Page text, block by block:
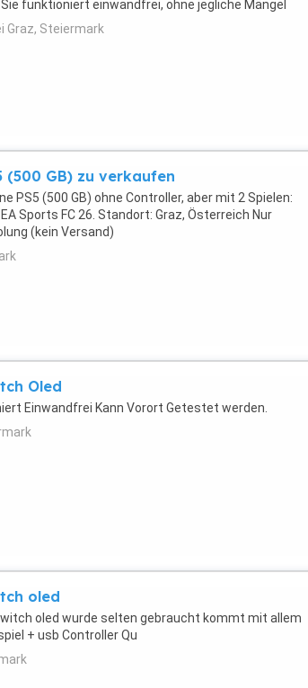
funktioniert einwandfrei, ohne jegliche Mängel
Graz, Steiermark
(500 GB) zu verkaufen
PS5 (500 GB) ohne Controller, aber mit 2 Spielen:
Sports FC 26. Standort: Graz, Österreich Nur
(kein Versand)
Oled
Einwandfrei Kann Vorort Getestet werden.
oled
oled wurde selten gebraucht kommt mit allem
+ usb Controller Qu